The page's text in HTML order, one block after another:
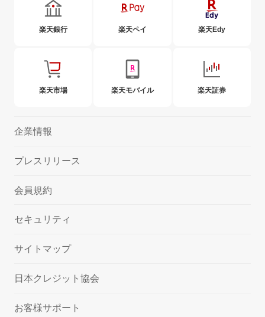
楽天銀行 楽天ペイ 楽天Edy
楽天市場 楽天モバイル 楽天証券
企業情報
プレスリリース
会員規約
セキュリティ
サイトマップ
日本クレジット協会
お客様サポート